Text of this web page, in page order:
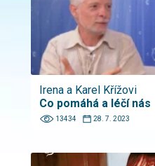
Irena a Karel Křížovi
Co pomáhá a léčí nás
13434 28. 7. 2023